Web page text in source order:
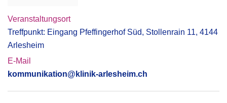
Veranstaltungsort
Treffpunkt: Eingang Pfeffingerhof Süd, Stollenrain 11, 4144
Arlesheim
E-Mail
kommunikation@klinik-arlesheim.ch